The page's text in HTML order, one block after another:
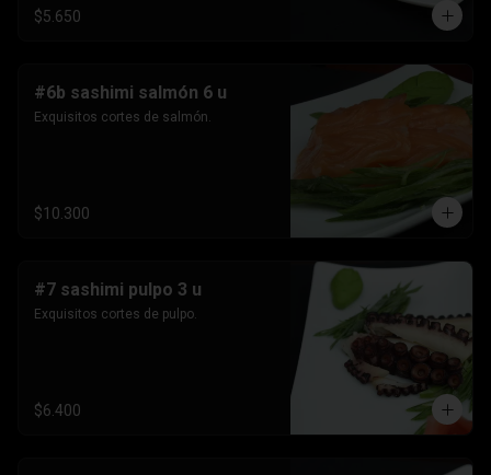
$5.650
#6b sashimi salmón 6 u
Exquisitos cortes de salmón.
$10.300
#7 sashimi pulpo 3 u
Exquisitos cortes de pulpo.
$6.400